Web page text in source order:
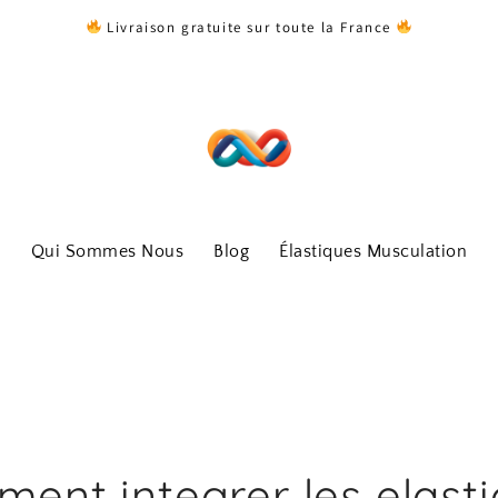
Livraison gratuite sur toute la France
Qui Sommes Nous Blog Élastiques Musculation